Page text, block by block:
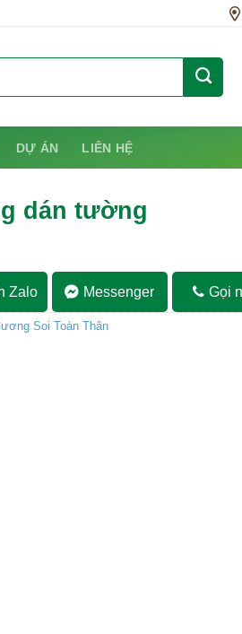
DỰ ÁN LIÊN HỆ
dán tường
Zalo Messenger Gọi
Soi Toàn Thân